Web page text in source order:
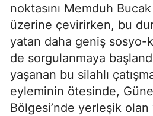
noktasını Memduh
üzerine çevirirken, bu
yatan daha geniş
de sorgulanmaya
yaşanan bu silahlı
eyleminin ötesinde,
Bölgesi’nde yerleşik